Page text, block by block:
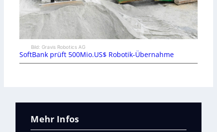
Bild: Gravis Robotics AG
SoftBank prüft 500Mio.US$ Robotik-Übernahme
Mehr Infos